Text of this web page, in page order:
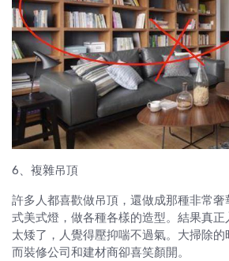
6、複雜吊頂
許多人都喜歡做吊頂，還做成那種非常
式美式燈，做各種各樣的造型。結果真
太矮了，人覺得壓抑喘不過氣。大掃除的
而裝修公司和建材商卻喜笑顏開。